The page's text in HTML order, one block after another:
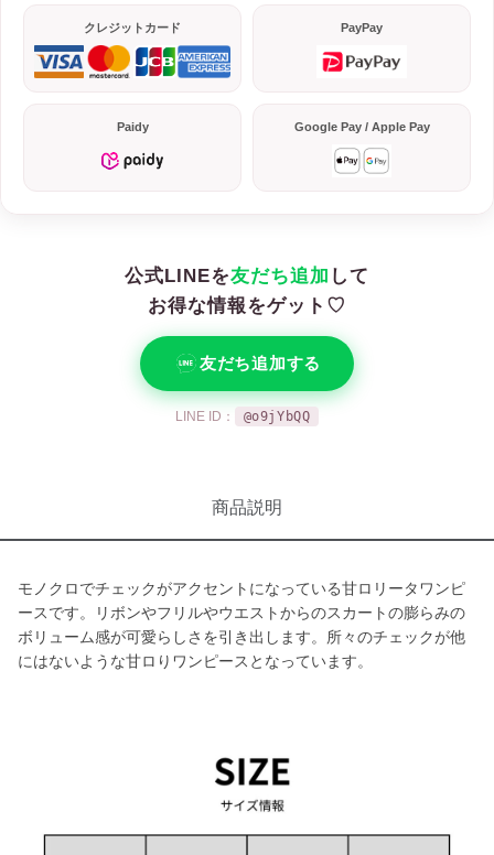
クレジットカード PayPay
Paidy Google Pay / Apple Pay
公式LINEを友だち追加 して
お得な情報をゲット♡
友だち追加する
LINE ID： @o9jYbQQ
商品説明
モノクロでチェックがアクセントになっている甘ロリータワンピ
ースです。リボンやフリルやウエストからのスカートの膨らみの
ボリューム感が可愛らしさを引き出します。所々のチェックが他
にはないような甘ロりワンピースとなっています。